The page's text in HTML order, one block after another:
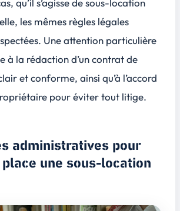
les mêmes règles légales
Une attention particulière
à la rédaction d’un contrat de
et conforme, ainsi qu’à l’accord
pour éviter tout litige.
administratives pour
une sous-location